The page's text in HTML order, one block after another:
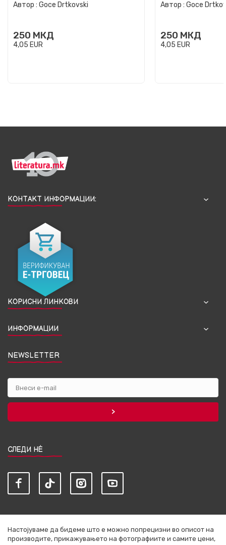
Автор : Goce Drtkovski
250 МКД
4,05 EUR
Автор : Goce
250 МКД
4,05 EUR
КОНТАКТ ИНФОРМАЦИИ:
КОРИСНИ ЛИНКОВИ
ИНФОРМАЦИИ
NEWSLETTER
СЛЕДИ НЀ
Настојуваме да бидеме што е можно попрецизни во описот на
производите, прикажувањето на фотографиите и самите цени,